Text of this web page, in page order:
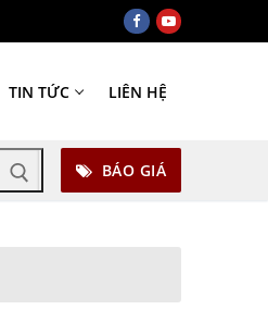
TIN TỨC LIÊN HỆ
BÁO GIÁ